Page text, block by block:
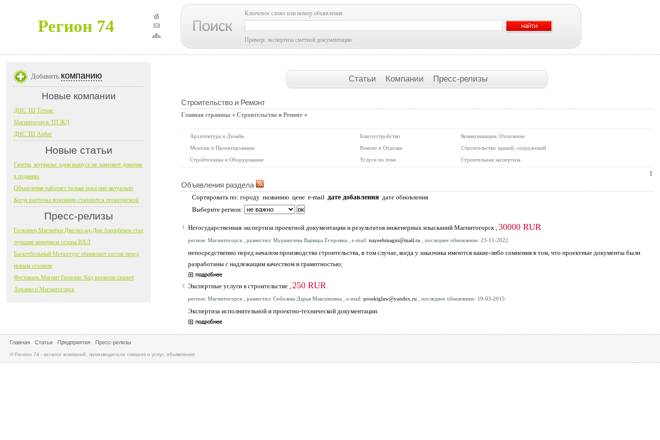
Регион 74
Ключевое слово или номер объявления
Пример: экспертиза сметной документации
Статьи Компании Пресс-релизы
Строительство и Ремонт
Главная страница Строительство и Ремонт
Архитектура и Дизайн Благоустройство
Коммуникации. Отопление
Монтаж и Проектирование
Ремонт и Отделка
Строительство зданий, сооружений
Стройтехника и Оборудование
Услуги по теме Строительная экспертиза
1
Объявления раздела
Сортировать по: городу названию цене e-mail дате добавления дате обновления
Выберите регион:
1. Негосударственная экспертиза проектной документации и результатов инженерных изысканий Магнитогорск , 30000 RUR
регион: Магнитогорск , разместил: Мураничева Варвара Егоровна , e-mail: nayeehmagni@mail.ru , последнее обновление: 23-11-2022
непосредственно перед началом производства строительства, в том случае, когда у заказчика имеются какие-либо сомнения в том, что проектные документы были
разработаны с надлежащим качеством и грамотностью;
2. Экспертные услуги в строительстве , 250 RUR
регион: Магнитогорск , разместил: Соболева Дарья Максимовна , e-mail: proektglaw@yandex.ru , последнее обновление: 19-03-2015
Экспертиза исполнительной и проектно-технической документации.
Добавить компанию
Новые компании
ДНС ТЦ Тетрис
Магнитогорск ТП ЖД
ДНС ТЦ Арбат
Новые статьи
Газеты, журналы: один выпуск не заменяет доверия
к изданию
Объявление работает только пока оно актуально
Когда карточка компании становится проверяемой
Пресс-релизы
Голкипер Магнитки Джелал-ад-Дин Амирбеков стал
лучшим новичком сезона ВХЛ
Баскетбольный Металлург обновляет состав перед
новым сезоном
Фестиваль Магнит Евразии. Код времени свяжет
Аркаим и Магнитогорск
Главная Статьи Предприятия Пресс-релизы
© Регион 74 - каталог компаний, производители товаров и услуг, объявления